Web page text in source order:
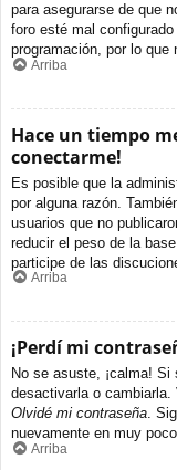
para asegurarse de que
foro esté mal
programación, por lo que
Arriba
Hace un tiempo
conectarme!
Es posible que la
por alguna razón.
usuarios que no
reducir el peso de la
participe de las
Arriba
¡Perdí mi
No se asuste, ¡calma!
desactivarla o
Olvidé mi contraseña.
nuevamente en muy
Arriba